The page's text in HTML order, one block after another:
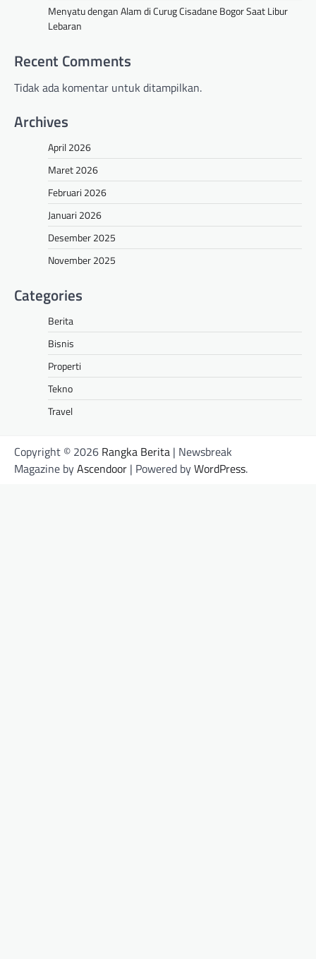
Menyatu dengan Alam di Curug Cisadane Bogor Saat Libur
Lebaran
Recent Comments
Tidak ada komentar untuk ditampilkan.
Archives
April 2026
Maret 2026
Februari 2026
Januari 2026
Desember 2025
November 2025
Categories
Berita
Bisnis
Properti
Tekno
Travel
Copyright © 2026 Rangka Berita | Newsbreak
Magazine byAscendoor | Powered byWordPress.